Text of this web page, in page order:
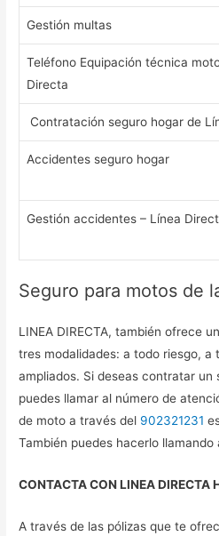
Gestión multas
Teléfono Equipación técnica
Directa
Contratación seguro hogar de
Accidentes seguro hogar
Gestión accidentes – Línea
Seguro para motos de
LINEA DIRECTA, también ofrece
tres modalidades: a todo riesgo,
ampliados. Si deseas contratar un
puedes llamar al número de
de moto a través del 902321231
También puedes hacerlo llamando
CONTACTA CON LINEA DIRECTA
A través de las pólizas que te